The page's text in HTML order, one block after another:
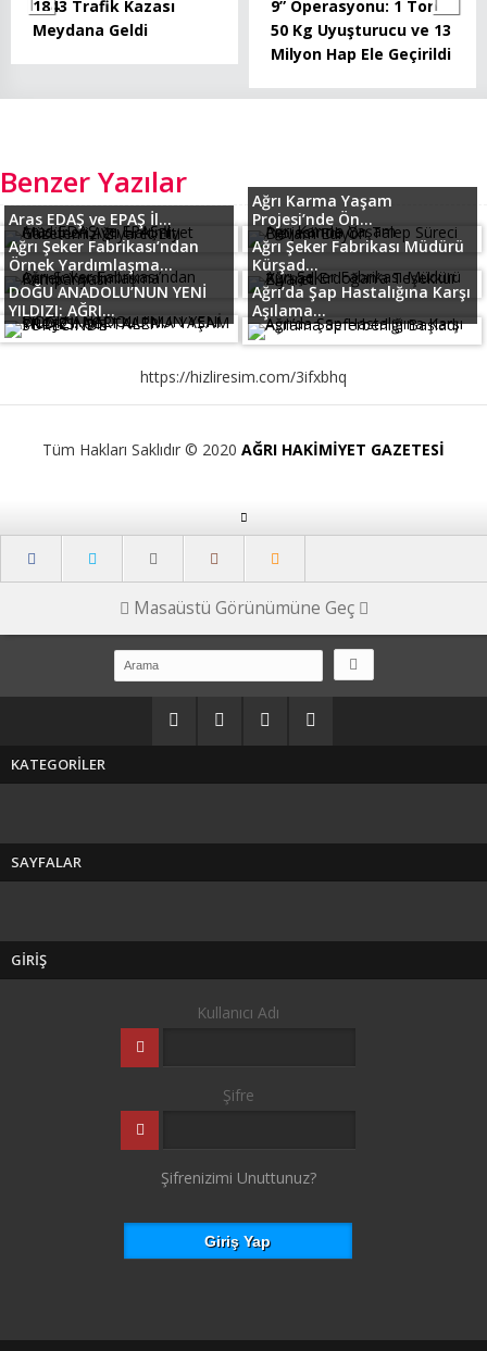
1843 Trafik Kazası
Meydana Geldi
9” Operasyonu: 1 Ton
50 Kg Uyuşturucu ve 13
Milyon Hap Ele Geçirildi
Benzer Yazılar
Aras EDAŞ ve EPAŞ İl...
Ağrı Karma Yaşam
Projesi’nde Ön...
Ağrı Şeker Fabrikası’ndan
Örnek Yardımlaşma...
Ağrı Şeker Fabrikası Müdürü
Kürşad...
DOĞU ANADOLU’NUN YENİ
YILDIZI: AĞRI...
Ağrı’da Şap Hastalığına Karşı
Aşılama...
https://hizliresim.com/3ifxbhq
Tüm Hakları Saklıdır © 2020 AĞRI HAKİMİYET GAZETESİ
Masaüstü Görünümüne Geç
KATEGORİLER
SAYFALAR
GİRİŞ
Kullanıcı Adı
Şifre
Şifrenizimi Unuttunuz?